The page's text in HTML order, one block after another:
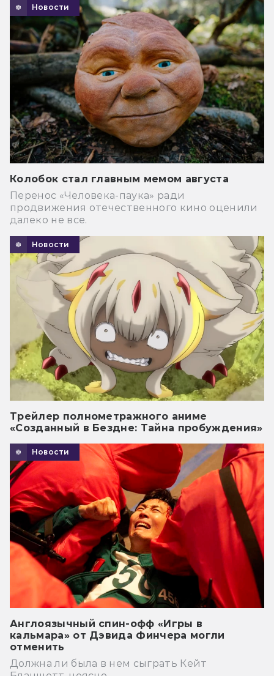
Новости
Колобок стал главным мемом августа
Перенос «Человека-паука» ради
продвижения отечественного кино оценили
далеко не все.
Новости
Трейлер полнометражного аниме
«Созданный в Бездне: Тайна пробуждения»
Новости
Англоязычный спин-офф «Игры в
кальмара» от Дэвида Финчера могли
отменить
Должна ли была в нем сыграть Кейт